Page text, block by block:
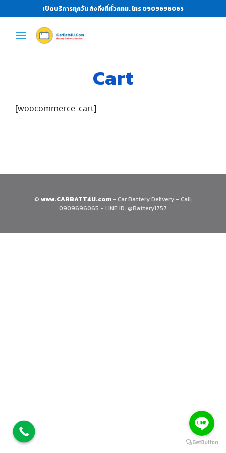
เปิดบริการทุกวัน ส่งถึงที่ทั่วกทม. โทร 0909696065
Cart
[woocommerce_cart]
© www.CARBATT4U.com- Car Battery Delivery.- Call:
0909696065 - LINE ID: @Battery1757